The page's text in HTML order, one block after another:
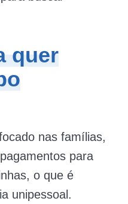
quer
nas famílias,
para
o que é
unipessoal.